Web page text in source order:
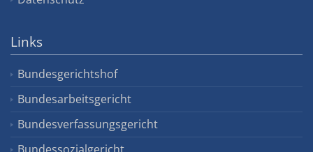
Links
Bundesgerichtshof
Bundesarbeitsgericht
Bundesverfassungsgericht